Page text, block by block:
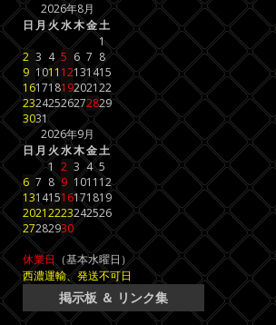
2026年8月
日月火水木金土
1
2 3 4 5 6 7 8
9 1011 12131415
16171819202122
23242526272829
3031
2026年9月
日月 火水木金土
1 2 3 4 5
6 7 8 9 1011 12
13141516171819
20212223242526
27282930
休業日 （基本水曜日）
西濃運輸、発送不可日
掲示板 ＆ リンク集